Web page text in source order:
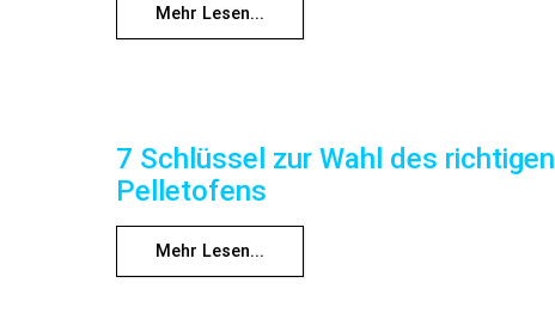
Mehr Lesen...
7 Schlüssel zur Wahl des richtigen
Pelletofens
Mehr Lesen...